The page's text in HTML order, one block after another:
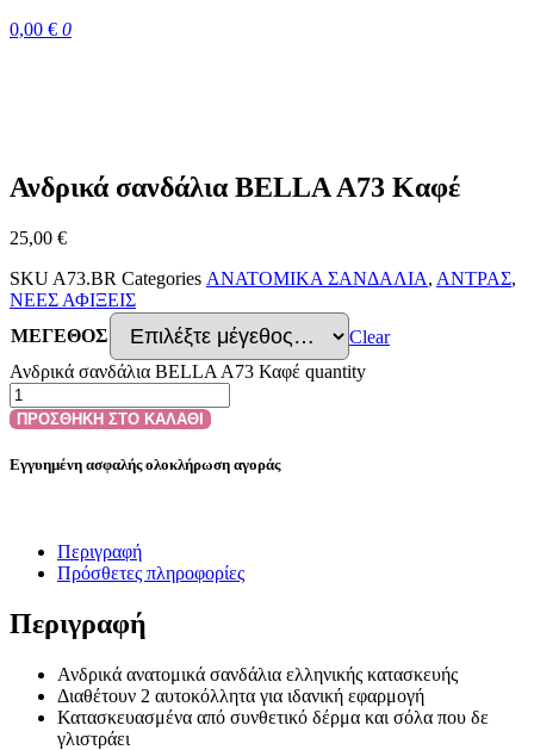
0,00 € 0
Ανδρικά σανδάλια BELLA A73 Καφέ
25,00 €
SKU A73.BR Categories ΑΝΑΤΟΜΙΚΑ ΣΑΝΔΑΛΙΑ, ΑΝΤΡΑΣ,
ΝΕΕΣ ΑΦΙΞΕΙΣ
ΜΕΓΕΘΟΣ
Clear
Ανδρικά σανδάλια BELLA A73 Καφέ quantity
ΠΡΟΣΘΗΚΗ ΣΤΟ ΚΑΛΑΘΙ
Εγγυημένη ασφαλής ολοκλήρωση αγοράς
Περιγραφή
Πρόσθετες πληροφορίες
Περιγραφή
Ανδρικά ανατομικά σανδάλια ελληνικής κατασκευής
Διαθέτουν 2 αυτοκόλλητα για ιδανική εφαρμογή
Κατασκευασμένα από συνθετικό δέρμα και σόλα που δε
γλιστράει